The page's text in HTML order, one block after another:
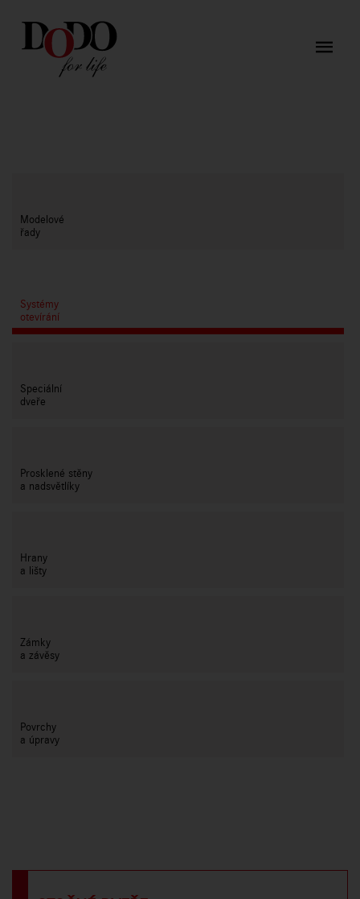
Modelové
řady
Systémy
otevírání
Speciální
dveře
Prosklené stěny
a nadsvětlíky
Hrany
a lišty
Zámky
a závěsy
Povrchy
a úpravy